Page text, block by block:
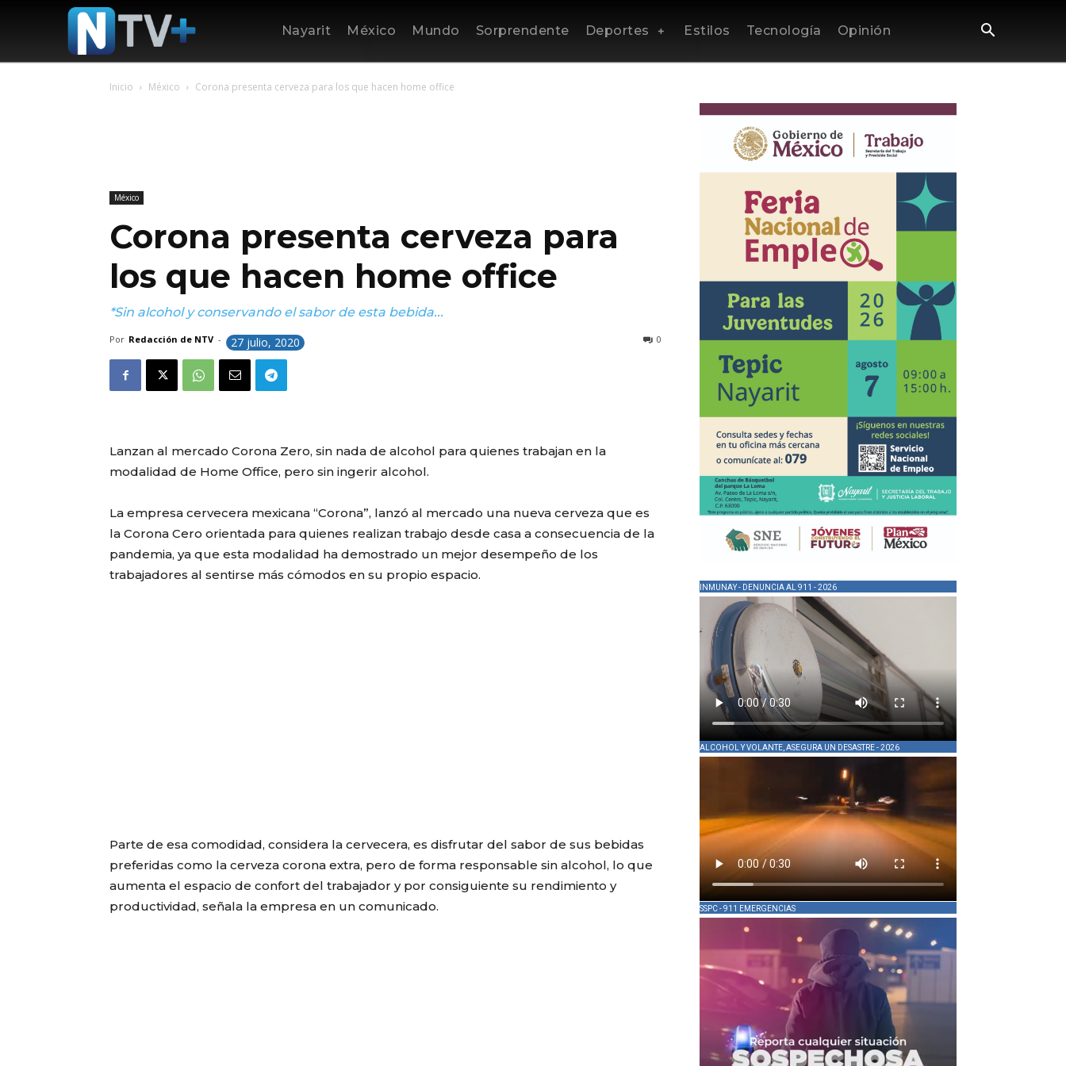
Nayarit México Mundo Sorprendente Deportes Estilos Tecnología Opinión
Inicio México Corona presenta cerveza para los que hacen home office
México
Corona presenta cerveza para
los que hacen home office
*Sin alcohol y conservando el sabor de esta bebida...
Por Redacción de NTV - 27 julio, 2020 0
Lanzan al mercado Corona Zero, sin nada de alcohol para quienes trabajan en la
modalidad de Home Office, pero sin ingerir alcohol.
La empresa cervecera mexicana “Corona”, lanzó al mercado una nueva cerveza que es
la Corona Cero orientada para quienes realizan trabajo desde casa a consecuencia de la
pandemia, ya que esta modalidad ha demostrado un mejor desempeño de los
trabajadores al sentirse más cómodos en su propio espacio.
Parte de esa comodidad, considera la cervecera, es disfrutar del sabor de sus bebidas
preferidas como la cerveza corona extra, pero de forma responsable sin alcohol, lo que
aumenta el espacio de confort del trabajador y por consiguiente su rendimiento y
productividad, señala la empresa en un comunicado.
INMUNAY - DENUNCIA AL 911 - 2026
ALCOHOL Y VOLANTE, ASEGURA UN DESASTRE - 2026
SSPC - 911 EMERGENCIAS